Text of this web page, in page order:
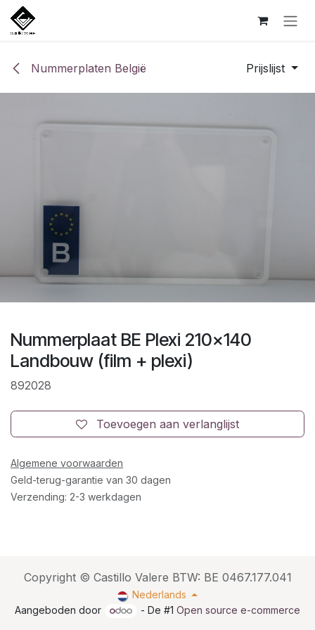
Overslaan naar inhoud
Nummerplaten België Prijslijst
Nummerplaat BE Plexi 210x140
Landbouw (film + plexi)
892028
Toevoegen aan verlanglijst
Algemene voorwaarden
Geld-terug-garantie van 30 dagen
Verzending: 2-3 werkdagen
Copyright © Castillo Valere BTW: BE 0467.177.041
Nederlands
Aangeboden door
- De #1Open source e-commerce